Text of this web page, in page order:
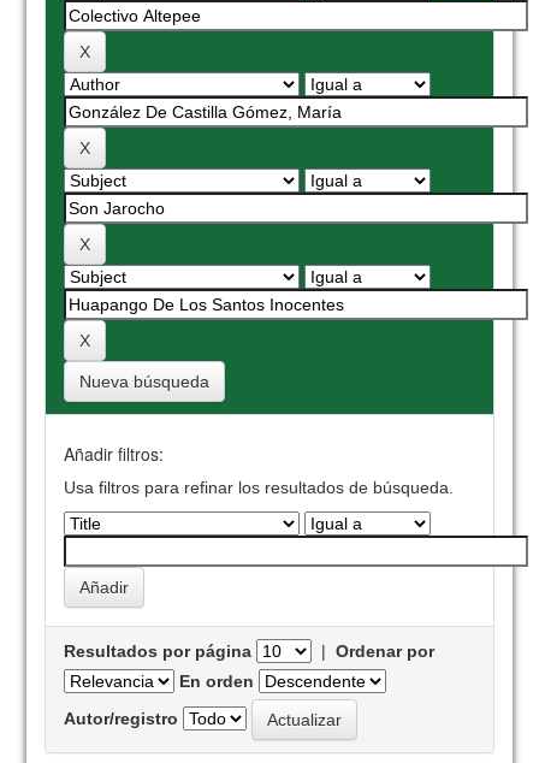
Nueva búsqueda
Añadir filtros:
Usa filtros para refinar los resultados de búsqueda.
Resultados por página |Ordenar por
En orden
Autor/registro